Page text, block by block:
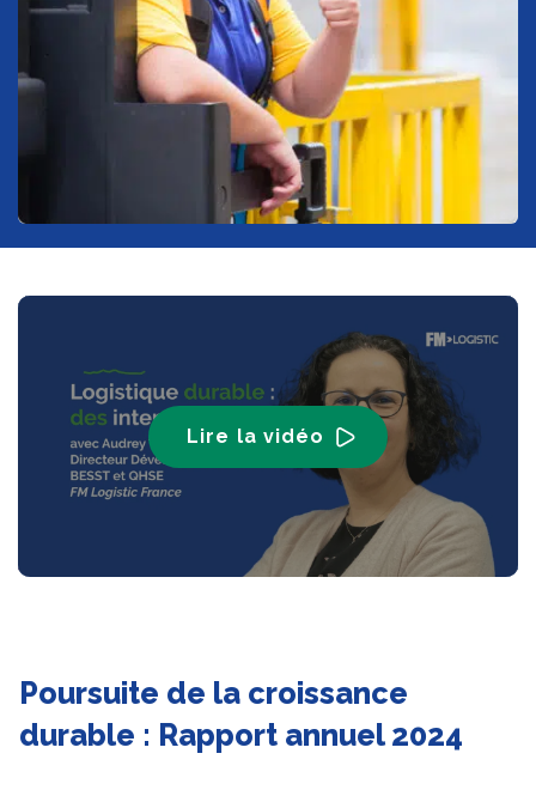
-49:30
Mute
Lire la vidéo
Poursuite de la croissance
durable : Rapport annuel 2024